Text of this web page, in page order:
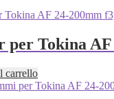
per Tokina
carrello